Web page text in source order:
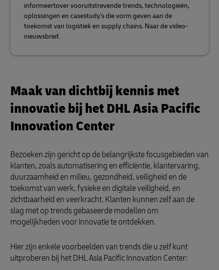
informeertover vooruitstrevende trends, technologieën,
oplossingen en casestudy's die vorm geven aan de
toekomst van logistiek en supply chains. Naar de video-
nieuwsbrief.
Maak van dichtbij kennis met
innovatie bij het DHL Asia Pacific
Innovation Center
Bezoeken zijn gericht op de belangrijkste focusgebieden van
klanten, zoals automatisering en efficiëntie, klantervaring,
duurzaamheid en milieu, gezondheid, veiligheid en de
toekomst van werk, fysieke en digitale veiligheid, en
zichtbaarheid en veerkracht. Klanten kunnen zelf aan de
slag met op trends gebaseerde modellen om
mogelijkheden voor innovatie te ontdekken.
Hier zijn enkele voorbeelden van trends die u zelf kunt
uitproberen bij het DHL Asia Pacific Innovation Center: